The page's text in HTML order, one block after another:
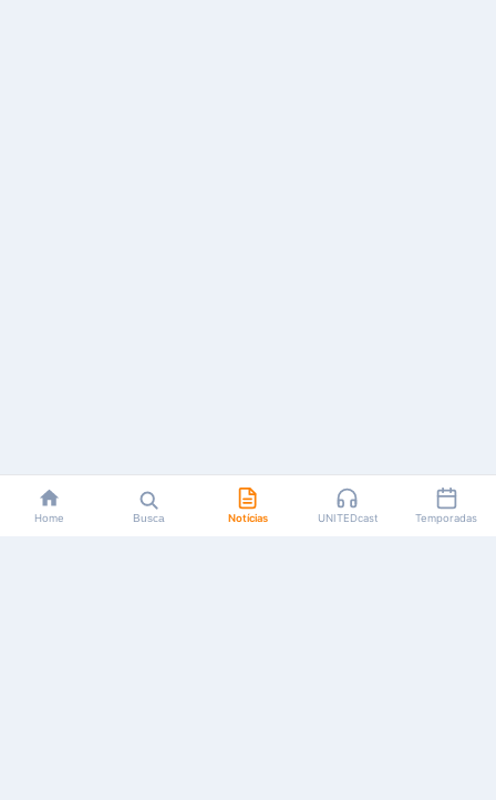
Home Busca Notícias UNITEDcast Temporadas